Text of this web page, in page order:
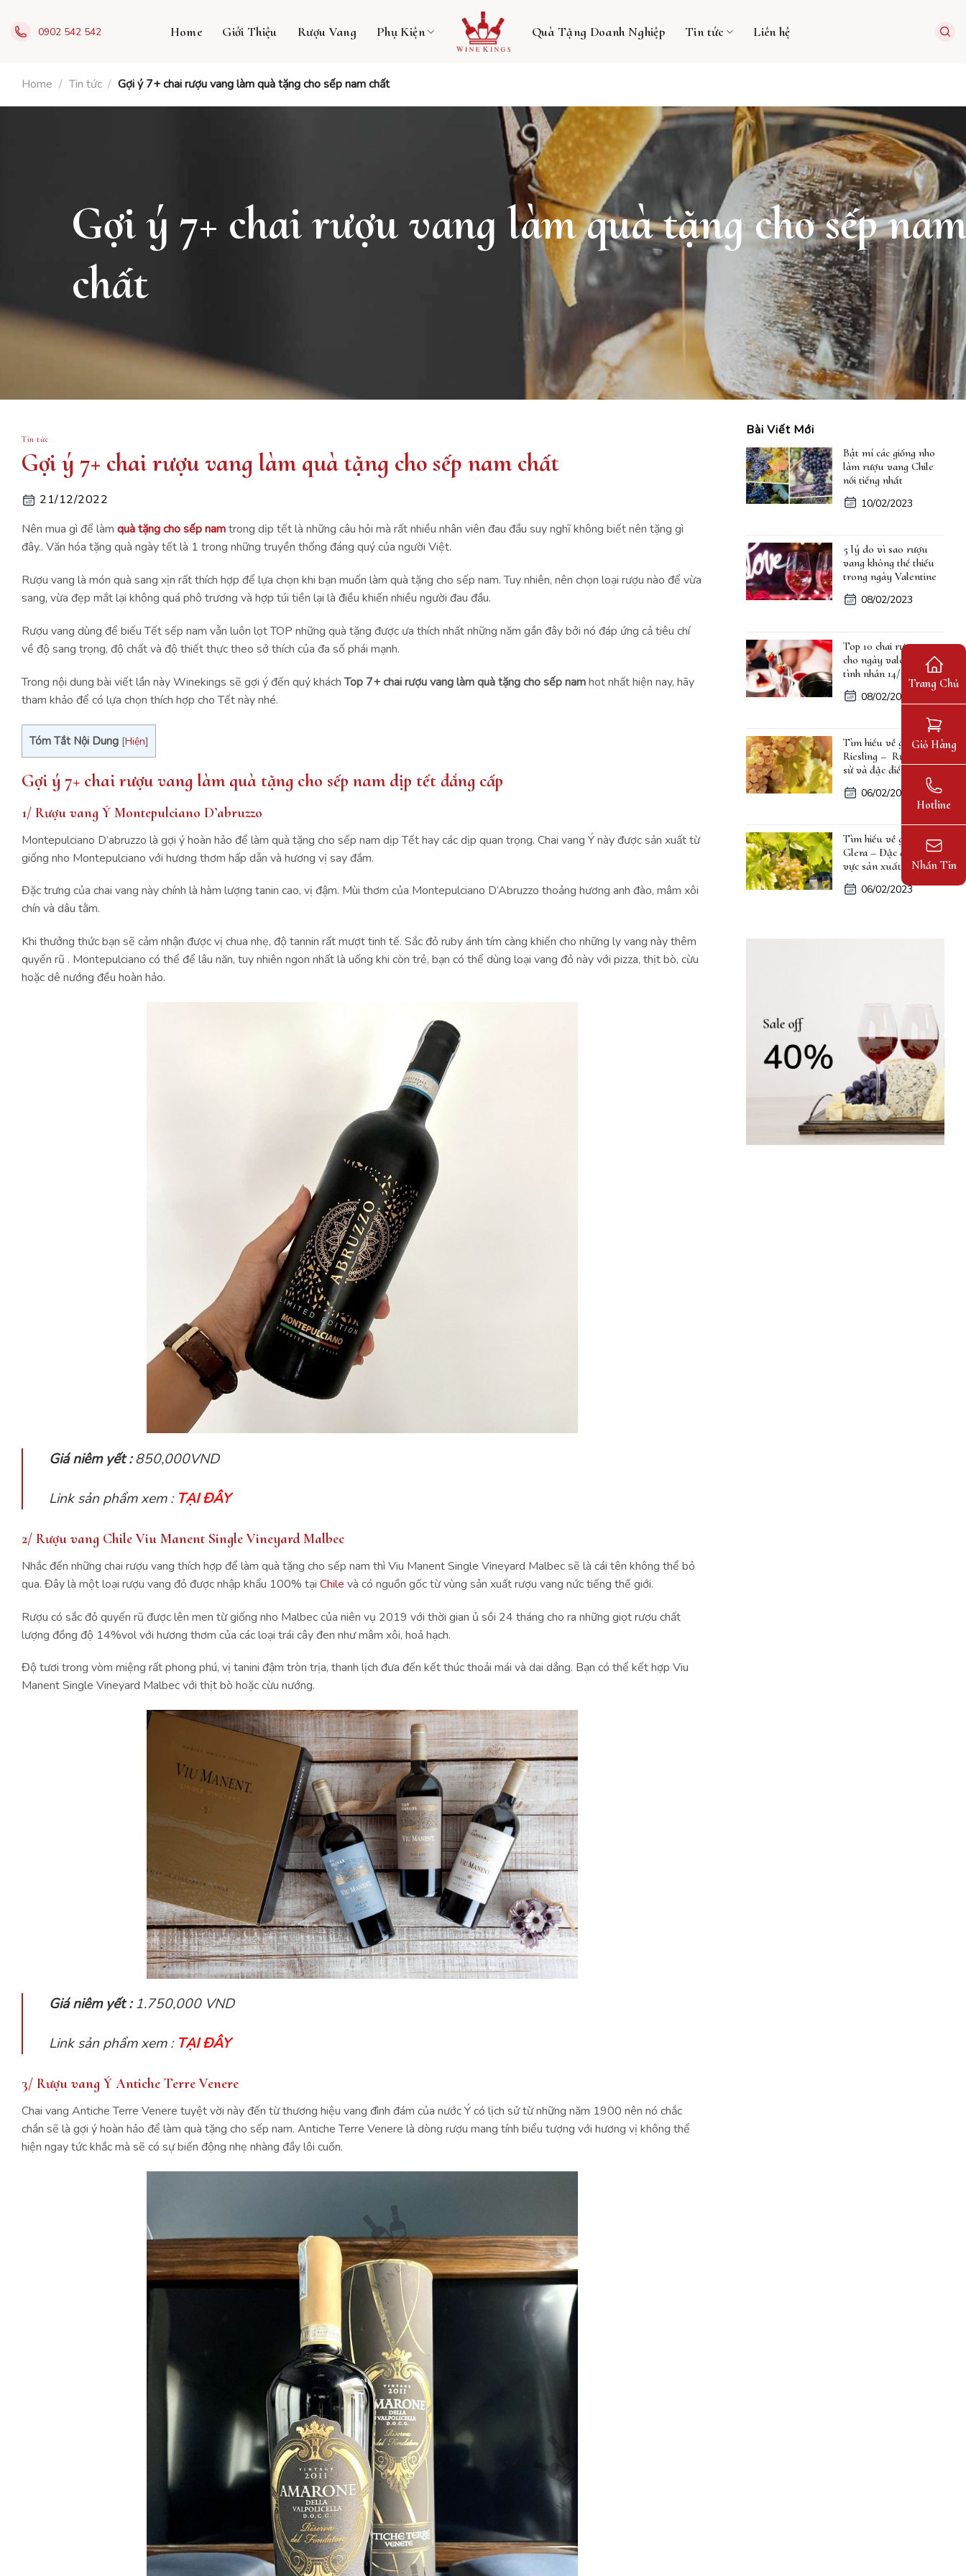
0902 542 542 Home Giới Thiệu Rượu Vang Phụ Kiện Quà Tặng Doanh Nghiệp Tin tức Liên hệ
Home / Tin tức / Gợi ý 7+ chai rượu vang làm quà tặng cho sếp nam chất
Gợi ý 7+ chai rượu vang làm quà tặng cho sếp nam
chất
Tin tức
Gợi ý 7+ chai rượu vang làm quà tặng cho sếp nam chất
21/12/2022
Nên mua gì để làm quà tặng cho sếp namtrong dịp tết là những câu hỏi mà rất nhiều nhân viên đau đầu suy nghĩ không biết nên tặng gì
đây.. Văn hóa tặng quà ngày tết là 1 trong những truyền thống đáng quý của người Việt.
Rượu vang là món quà sang xịn rất thích hợp để lựa chọn khi bạn muốn làm quà tặng cho sếp nam. Tuy nhiên, nên chọn loại rượu nào để vừa
sang, vừa đẹp mắt lại không quá phô trương và hợp túi tiền lại là điều khiến nhiều người đau đầu.
Rượu vang dùng để biếu Tết sếp nam vẫn luôn lọt TOP những quà tặng được ưa thích nhất những năm gần đây bởi nó đáp ứng cả tiêu chí
về độ sang trọng, độ chất và độ thiết thực theo sở thích của đa số phái mạnh.
Trong nội dung bài viết lần này Winekings sẽ gợi ý đến quý kháchTop 7+ chai rượu vang làm quà tặng cho sếp namhot nhất hiện nay, hãy
tham khảo để có lựa chọn thích hợp cho Tết này nhé.
Tóm Tắt Nội Dung [Hiện]
Gợi ý 7+ chai rượu vang làm quà tặng cho sếp nam dịp tết đẳng cấp
1/ Rượu vang Ý Montepulciano D’abruzzo
Montepulciano D’abruzzo là gợi ý hoàn hảo để làm quà tặng cho sếp nam dịp Tết hay các dịp quan trọng. Chai vang Ý này được sản xuất từ
giống nho Montepulciano với hương thơm hấp dẫn và hương vị say đắm.
Đặc trưng của chai vang này chính là hàm lượng tanin cao, vị đậm. Mùi thơm của Montepulciano D’Abruzzo thoảng hương anh đào, mâm xôi
chín và dâu tằm.
Khi thưởng thức bạn sẽ cảm nhận được vị chua nhẹ, độ tannin rất mượt tinh tế. Sắc đỏ ruby ánh tím càng khiến cho những ly vang này thêm
quyến rũ . Montepulciano có thể để lâu năn, tuy nhiên ngon nhất là uống khi còn trẻ, bạn có thể dùng loại vang đỏ này với pizza, thịt bò, cừu
hoặc dê nướng đều hoàn hảo.
Giá niêm yết :850,000VND
Link sản phẩm xem : TẠI ĐÂY
2/ Rượu vang Chile Viu Manent Single Vineyard Malbec
Nhắc đến những chai rượu vang thích hợp để làm quà tặng cho sếp nam thì Viu Manent Single Vineyard Malbec sẽ là cái tên không thể bỏ
qua. Đây là một loại rượu vang đỏ được nhập khẩu 100% tại Chile và có nguồn gốc từ vùng sản xuất rượu vang nức tiếng thế giới.
Rượu có sắc đỏ quyến rũ được lên men từ giống nho Malbec của niên vụ 2019 với thời gian ủ sồi 24 tháng cho ra những giọt rượu chất
lượng đồng độ 14%vol với hương thơm của các loại trái cây đen như mâm xôi, hoả hạch.
Độ tươi trong vòm miệng rất phong phú, vị tanini đậm tròn trịa, thanh lịch đưa đến kết thúc thoải mái và dai dẳng. Bạn có thể kết hợp Viu
Manent Single Vineyard Malbec với thịt bò hoặc cừu nướng.
Giá niêm yết :1.750,000 VND
Link sản phẩm xem : TẠI ĐÂY
3/ Rượu vang Ý Antiche Terre Venere
Chai vang Antiche Terre Venere tuyệt vời này đến từ thương hiệu vang đình đám của nước Ý có lịch sử từ những năm 1900 nên nó chắc
chắn sẽ là gợi ý hoàn hảo để làm quà tặng cho sếp nam. Antiche Terre Venere là dòng rượu mang tính biểu tượng với hương vị không thể
hiện ngay tức khắc mà sẽ có sự biến động nhẹ nhàng đầy lôi cuốn.
Bài Viết Mới
Bật mí các giống nho
làm rượu vang Chile
nổi tiếng nhất
10/02/2023
5 lý do vì sao rượu
vang không thể thiếu
trong ngày Valentine
08/02/2023
Top 10 chai rượu vang
cho ngày valentine lễ
tình nhân 14/2
08/02/2023
Tìm hiểu về giống nho
Riesling – Rượu, lịch
sử và đặc điểm
06/02/2023
Tìm hiểu về giống nho
Glera – Đặc điểm, khu
vực sản xuất
06/02/2023
Trang Chủ
Giỏ Hàng
Hotline
Nhắn Tin